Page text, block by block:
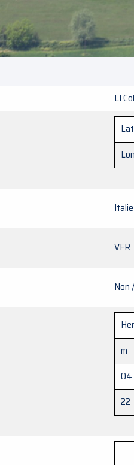
LI
Italie
VFR
Non /
m
04
22